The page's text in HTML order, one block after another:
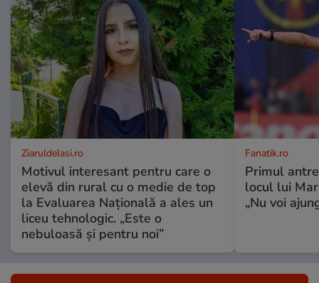
ZiaruldeIasi.ro
Motivul interesant pentru care o
elevă din rural cu o medie de top
la Evaluarea Națională a ales un
liceu tehnologic. „Este o
nebuloasă și pentru noi”
Fanatik.ro
Primul
locul lui
„Nu voi